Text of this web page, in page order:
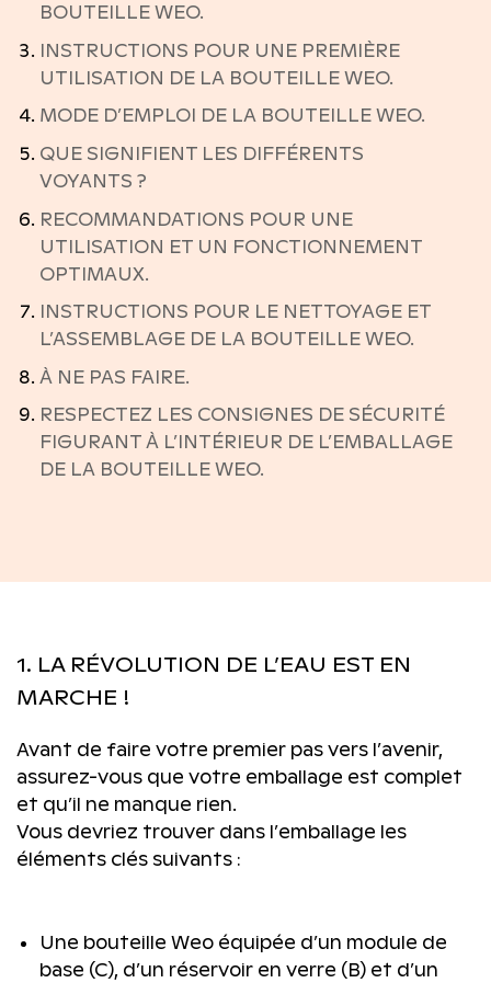
BOUTEILLE WEO.
INSTRUCTIONS POUR UNE PREMIÈRE
UTILISATION DE LA BOUTEILLE WEO.
MODE D’EMPLOI DE LA BOUTEILLE WEO.
QUE SIGNIFIENT LES DIFFÉRENTS
VOYANTS ?
RECOMMANDATIONS POUR UNE
UTILISATION ET UN FONCTIONNEMENT
OPTIMAUX.
INSTRUCTIONS POUR LE NETTOYAGE ET
L’ASSEMBLAGE DE LA BOUTEILLE WEO.
À NE PAS FAIRE.
RESPECTEZ LES CONSIGNES DE SÉCURITÉ
FIGURANT À L’INTÉRIEUR DE L’EMBALLAGE
DE LA BOUTEILLE WEO.
1. LA RÉVOLUTION DE L’EAU EST EN
MARCHE !
Avant de faire votre premier pas vers l’avenir,
assurez-vous que votre emballage est complet
et qu’il ne manque rien.
Vous devriez trouver dans l’emballage les
éléments clés suivants :
Une bouteille Weo équipée d’un module de
base (C), d’un réservoir en verre (B) et d’un